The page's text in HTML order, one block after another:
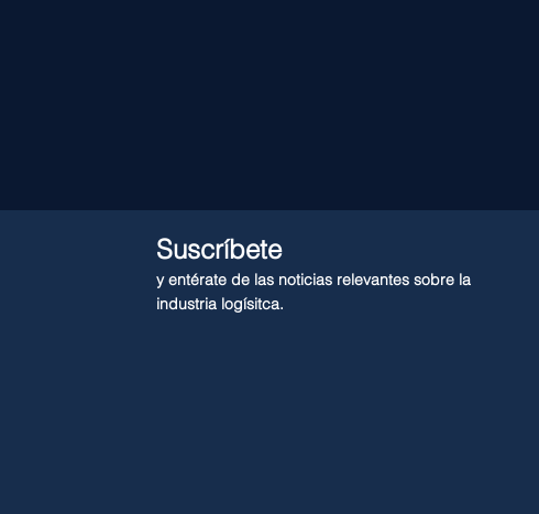
Suscríbete
y entérate de las noticias relevantes sobre la
industria logísitca.